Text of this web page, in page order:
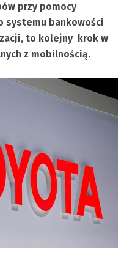
przy pomocy
systemu bankowości
to kolejny krok w
z mobilnością.